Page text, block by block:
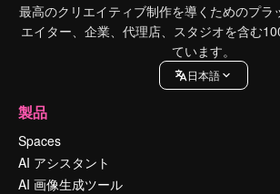
最高のクリエイティブ制作を導くためのプラ
エイター、企業、代理店、スタジオを含む
ています。
日本語
製品
Spaces
AI アシスタント
AI 画像生成ツール